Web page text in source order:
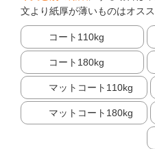
文より紙厚が薄いものはオスス
コート110kg
コート180kg
マットコート110kg
マットコート180kg